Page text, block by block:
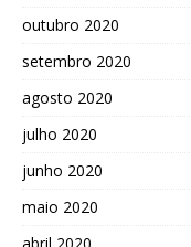
outubro 2020
setembro 2020
agosto 2020
julho 2020
junho 2020
maio 2020